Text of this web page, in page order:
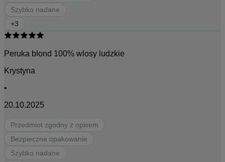
Szybko nadane
+3
Peruka blond 100% wlosy ludzkie
Krystyna
•
20.10.2025
Przedmiot zgodny z opisem
Bezpieczne opakowanie
Szybko nadane